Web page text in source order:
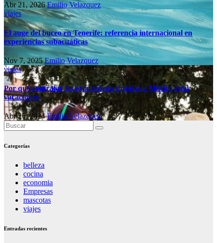
Abr 21, 2026Emilio Velazquez
viajes
El auge del buceo en Tenerife: referencia internacional en
experiencias subacuáticas
Nov 7, 2025Emilio Velazquez
viajes
Por qué contratar las excursiones si viajas a México estas
vacaciones
Abr 26, 2024Emilio Velazquez
Categorías
belleza
cocina
economia
Empresas
mascotas
viajes
Entradas recientes